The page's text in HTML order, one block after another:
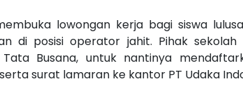
lowongan kerja bagi siswa
di posisi operator jahit. Pihak
Busana, untuk nantinya
surat lamaran ke kantor PT Udaka